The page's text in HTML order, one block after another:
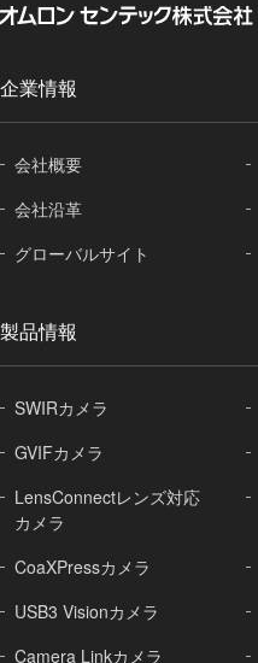
企業情報
会社概要
会社沿革
グローバルサイト
製品情報
SWIRカメラ
GVIFカメラ
LensConnectレンズ対応
カメラ
CoaXPressカメラ
USB3 Visionカメラ
Camera Linkカメラ